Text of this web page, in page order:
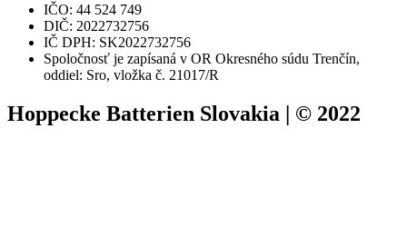
IČO: 44 524 749
DIČ: 2022732756
IČ DPH: SK2022732756
Spoločnosť je zapísaná v OR Okresného súdu Trenčín,
oddiel: Sro, vložka č. 21017/R
Hoppecke Batterien Slovakia | © 2022